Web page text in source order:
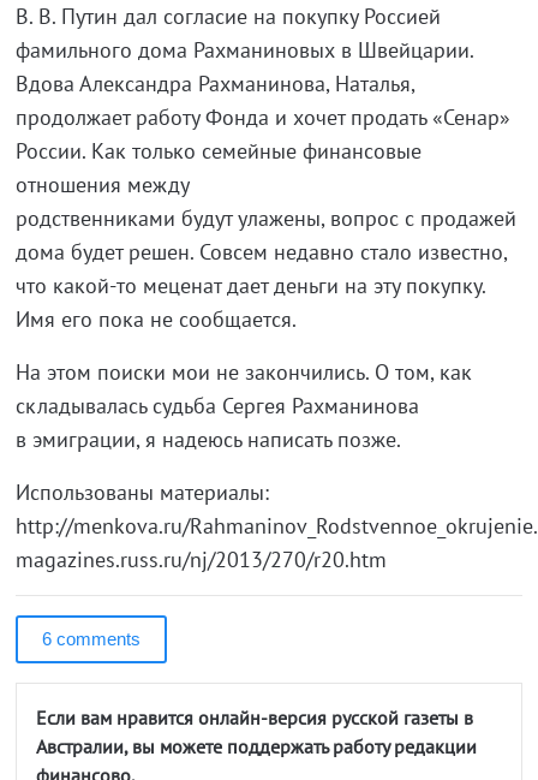
В. В. Путин дал согласие на покупку Россией
фамильного дома Рахманиновых в Швейцарии.
Вдова Александра Рахманинова, Наталья,
продолжает работу Фонда и хочет продать «Сенар»
России. Как только семейные финансовые
отношения между
родственниками будут улажены, вопрос с продажей
дома будет решен. Совсем недавно стало известно,
что какой-то меценат дает деньги на эту покупку.
Имя его пока не сообщается.
На этом поиски мои не закончились. О том, как
складывалась судьба Сергея Рахманинова
в эмиграции, я надеюсь написать позже.
Использованы материалы:
http://menkova.ru/
magazines.russ.ru/nj/2013/270/r20.htm
6 comments
Если вам нравится онлайн-версия русской газеты в
Австралии, вы можете поддержать работу редакции
финансово.